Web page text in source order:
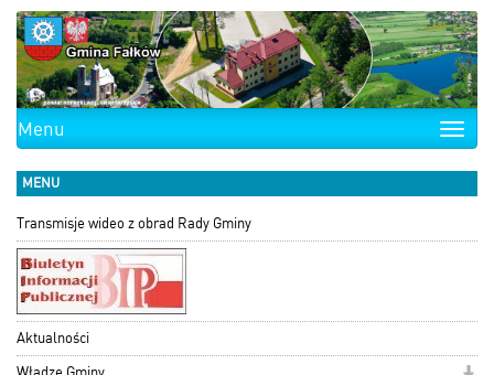
Toggle
Menu
MENU
Transmisje wideo z obrad Rady Gminy
Aktualności